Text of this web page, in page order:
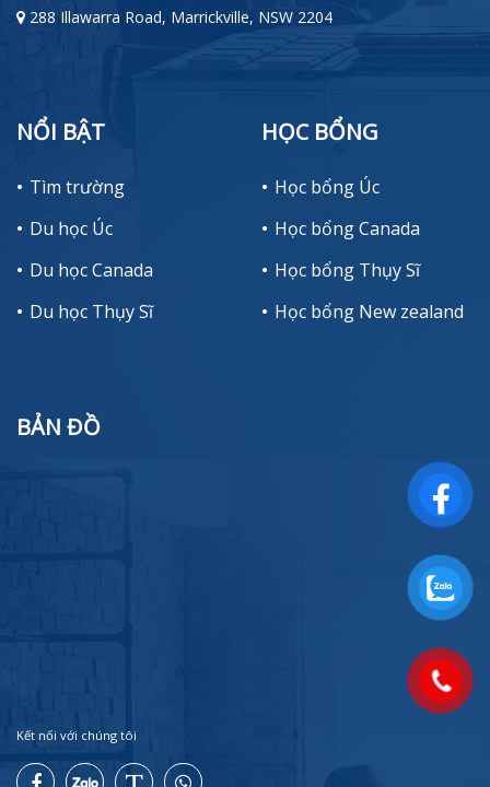
288 Illawarra Road, Marrickville, NSW 2204
NỔI BẬT
Tìm trường
Du học Úc
Du học Canada
Du học Thụy Sĩ
HỌC BỔNG
Học bổng Úc
Học bổng Canada
Học bổng Thụy Sĩ
Học bổng New zealand
BẢN ĐỒ
Kết nối với chúng tôi